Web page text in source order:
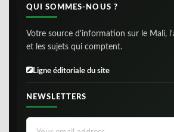
QUI SOMMES-NOUS ?
Votre source d'information sur le Mali,
et les sujets qui comptent.
Ligne éditoriale du site
NEWSLETTERS